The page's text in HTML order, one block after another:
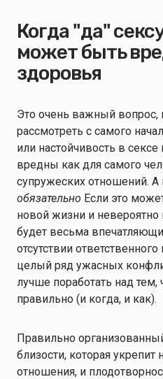
Когда "да"
может быть
здоровья
Это очень важный вопрос,
рассмотреть с самого
или настойчивость в
вредны как для самого
супружеских отношений. А
обязательно Если это
новой жизни и невероятно
будет весьма
отсутствии
целый ряд ужасных
лучше поработать над
правильно (и когда, и как).
Правильно
близости, которая
отношения, и